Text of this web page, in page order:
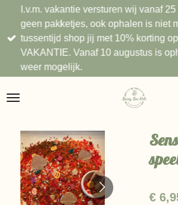
direct
naar
hoofdinhoud
I.v.m. vakantie versturen wij vanaf
geen pakketjes, ook ophalen is niet
tussentijd shop jij met 10% korting
VAKANTIE. Vanaf 10 augustus is
weer mogelijk.
€